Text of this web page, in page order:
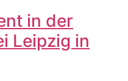
in der
Leipzig in